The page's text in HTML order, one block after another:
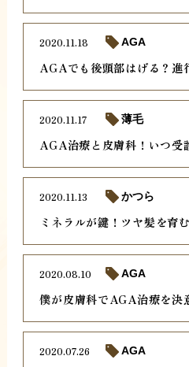
AGAでも後頭部はげる？進
2020.11.18 AGA
AGA治療と皮膚科！いつ受
2020.11.17 薄毛
ミネラルが鍵！ツヤ髪を育
2020.11.13 かつら
僕が皮膚科でAGA治療を決
2020.08.10 AGA
2020.07.26 AGA